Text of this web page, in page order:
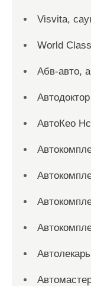
Visvita,
World
Абв-авто,
АвтоКео
Автолекарь